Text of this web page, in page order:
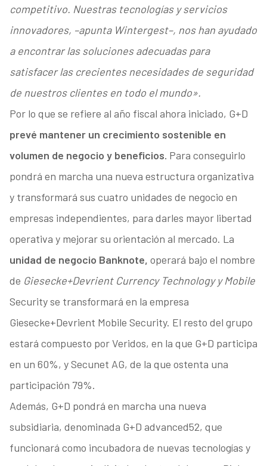
competitivo. Nuestras tecnologías y servicios
innovadores, –apunta Wintergest–, nos han ayudado
a encontrar las soluciones adecuadas para
satisfacer las crecientes necesidades de seguridad
de nuestros clientes en todo el mundo».
Por lo que se refiere al año fiscal ahora iniciado, G+D
prevé mantener un crecimiento sostenible en
volumen de negocio y beneficios. Para conseguirlo
pondrá en marcha una nueva estructura organizativa
y transformará sus cuatro unidades de negocio en
empresas independientes, para darles mayor libertad
operativa y mejorar su orientación al mercado. La
unidad de negocio Banknote, operará bajo el nombre
de Giesecke+Devrient Currency Technology y Mobile
Security se transformará en la empresa
Giesecke+Devrient Mobile Security. El resto del grupo
estará compuesto por Veridos, en la que G+D participa
en un 60%, y Secunet AG, de la que ostenta una
participación 79%.
Además, G+D pondrá en marcha una nueva
subsidiaria, denominada G+D advanced52, que
funcionará como incubadora de nuevas tecnologías y